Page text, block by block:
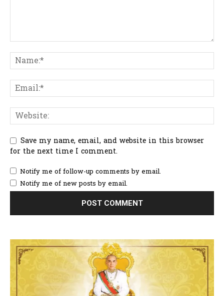
Save my name, email, and website in this browser
for the next time I comment.
Notify me of follow-up comments by email.
Notify me of new posts by email.